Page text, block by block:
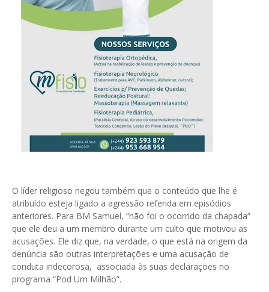
O líder religioso negou também que o conteúdo que lhe é
atribuído esteja ligado a agressão referida em episódios
anteriores. Para BM Samuel, “não foi o ocorrido da chapada”
que ele deu a um membro durante um culto que motivou as
acusações. Ele diz que, na verdade, o que está na origem da
denúncia são outras interpretações e uma acusação de
conduta indecorosa, associada às suas declarações no
programa “Pod Um Milhão”.